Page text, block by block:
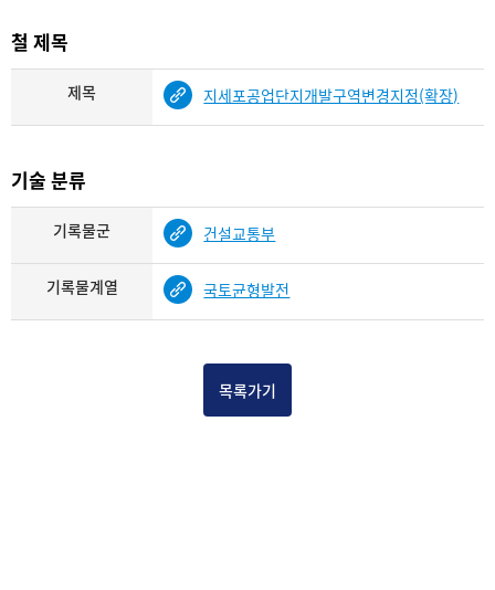
철 제목
제목 지세포공업단지개발구역변경지정(확장)
기술 분류
기록물군 건설교통부
기록물계열 국토균형발전
목록가기